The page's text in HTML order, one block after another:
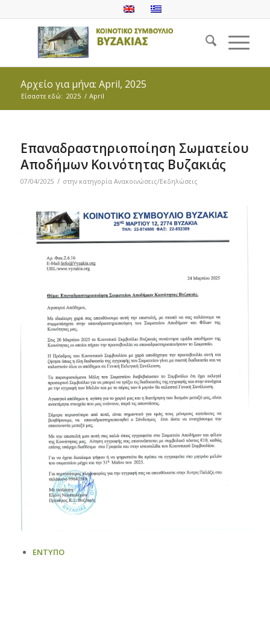
Αρχείο για μήνα: April, 2025
Είσαστε εδώ: 2025 / April
Επαναδραστηριοποίηση Σωματείου
Αποδήμων Κοινότητας Βυζακιάς
07/04/2025 / στην κατηγορία Ανακοινώσεις/Εκδηλώσεις
ENTYΠO